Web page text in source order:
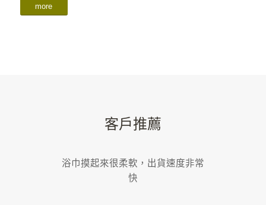
more
客戶推薦
浴巾摸起來很柔軟，出貨速度非常
快